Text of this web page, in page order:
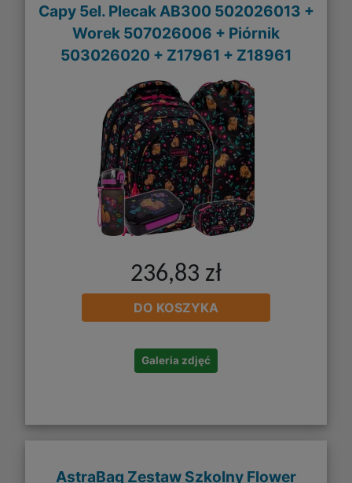
Capy 5el. Plecak AB300 502026013 +
Worek 507026006 + Piórnik
503026020 + Z17961 + Z18961
236,83 zł
DO KOSZYKA
Galeria zdjęć
AstraBag Zestaw Szkolny Flower